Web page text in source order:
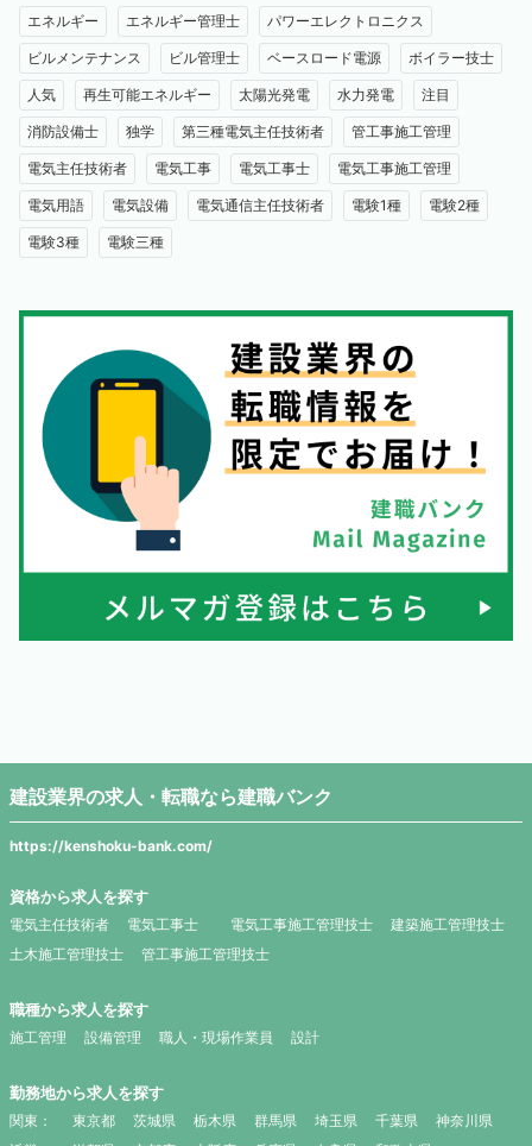
エネルギー エネルギー管理士 パワーエレクトロニクス
ビルメンテナンス ビル管理士 ベースロード電源 ボイラー技士
人気 再生可能エネルギー 太陽光発電 水力発電 注目
消防設備士 独学 第三種電気主任技術者 管工事施工管理
電気主任技術者 電気工事 電気工事士 電気工事施工管理
電気用語 電気設備 電気通信主任技術者 電験1種 電験2種
電験3種 電験三種
建設業界の求人・転職なら建職バンク
https://kenshoku-bank.com/
資格から求人を探す
電気主任技術者 電気工事士 電気工事施工管理技士
建築施工管理技士
土木施工管理技士
管工事施工管理技士
職種から求人を探す
施工管理 設備管理 職人・現場作業員 設計
勤務地から求人を探す
関東： 東京都 茨城県 栃木県 群馬県 埼玉県 千葉県
神奈川県